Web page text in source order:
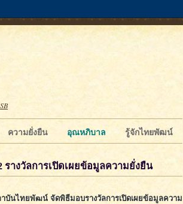
SB
รู้จักไทยพัฒน์
อุณหภิบาล
ความยั่งยืน
างวัลการเปิดเผยข้อมูลความยั่งยืน
บันไทยพัฒน์ จัดพิธีมอบรางวัลการเปิดเผยข้อมูลความ